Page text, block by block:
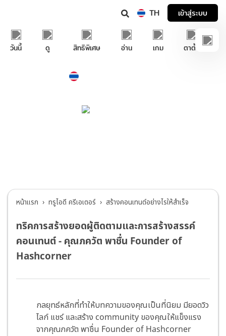
TH เข้าสู่ระบบ
วันนี้ ดู สิทธิพิเศษ อ่าน เกม ตาตั้ง
หน้าแรก ทรูไอดี ครีเอเตอร์ สร้างคอนเทนต์อย่างไรให้สำเร็จ
ทริคการสร้างยอดผู้ติดตามและการสร้างสรรค์
คอนเทนต์ - คุณภควัต พาชื่น Founder of
Hashcorner
กลยุทธ์หลักที่ทำให้บทความของคุณเป็นที่นิยม มียอดวิว
ไลก์ แชร์ และสร้าง community ของคุณให้แข็งแรง
จากคุณภควัต พาชื่น Founder of Hashcorner